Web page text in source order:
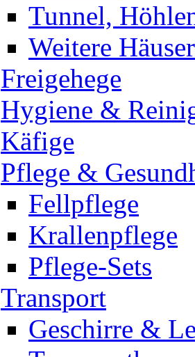
Tunnel,
Weitere Häuser
Freigehege
Hygiene &
Käfige
Pflege &
Fellpflege
Krallenpflege
Pflege-Sets
Transport
Geschirre &